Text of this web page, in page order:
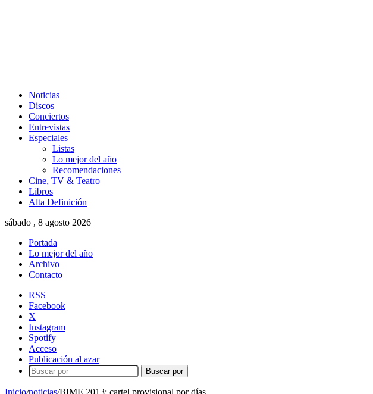
Noticias
Discos
Conciertos
Entrevistas
Especiales
Listas
Lo mejor del año
Recomendaciones
Cine, TV & Teatro
Libros
Alta Definición
sábado , 8 agosto 2026
Portada
Lo mejor del año
Archivo
Contacto
RSS
Facebook
X
Instagram
Spotify
Acceso
Publicación al azar
Buscar por
Inicio/noticias/BIME 2013: cartel provisional por días